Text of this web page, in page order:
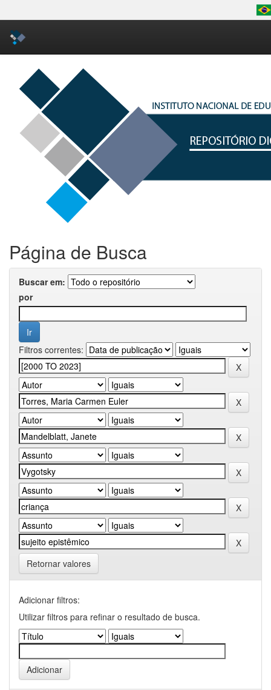
Skip
navigation
Página de Busca
Buscar em:
por
Filtros correntes:
Retornar valores
Adicionar filtros:
Utilizar filtros para refinar o resultado de busca.